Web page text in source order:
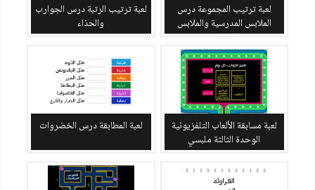
لعبة ترتيب المجموعة درس
الملابس المدرسية والملابس
الداخلية
لعبة ترتيب الرتبة درس الجوارب
والحذاء
لعبة مسابقة الألعاب التلفزيونية
الوحدة الثالثة ملبسي
لعبة المطابقة درس الخضروات